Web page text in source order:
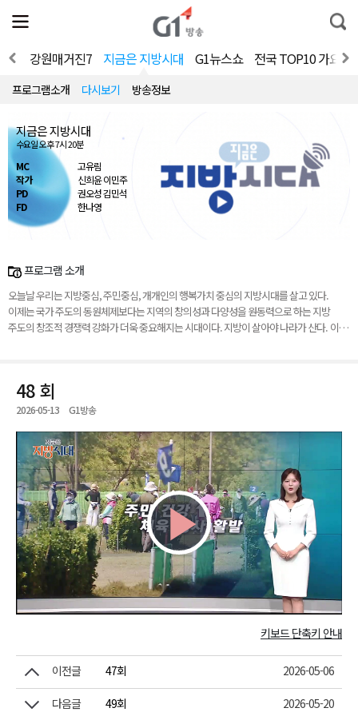
전
체
뉴
열
통
합
색
홈 강원매거진7 지금은 지방시대 G1뉴스쇼 전국 TOP10 가요쇼
프로그램소개 다시보기 방송정보
지금은 지방시대
수요일 오후 7시 20분
MC
고유림
작가
신희윤 이민주
PD
권오성 김민석
FD
한나영
프로그램 소개
오늘날 우리는 지방중심, 주민중심, 개개인의 행복가치 중심의 지방시대를 살고 있다.
이제는 국가 주도의 동원체제보다는 지역의 창의성과 다양성을 원동력으로 하는 지방
주도의 창조적 경쟁력 강화가 더욱 중요해지는 시대이다. 지방이 살아야 나라가 산다. 이
48 회
2026-05-13 G1방송
Play
Video키보드 단축키 안내
이전글 47회 2026-05-06
다음글 49회 2026-05-20